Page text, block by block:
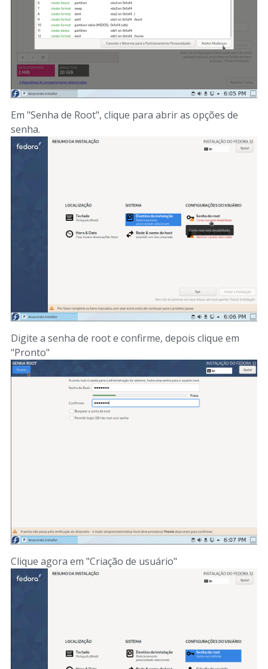
Em "Senha de Root", clique para abrir as opções de
senha.
Digite a senha de root e confirme, depois clique em
"Pronto"
Clique agora em "Criação de usuário"